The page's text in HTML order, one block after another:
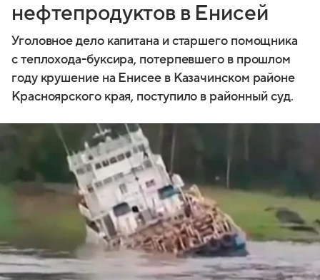
нефтепродуктов в Енисей
Уголовное дело капитана и старшего помощника
с теплохода-буксира, потерпевшего в прошлом
году крушение на Енисее в Казачинском районе
Красноярского края, поступило в районный суд.